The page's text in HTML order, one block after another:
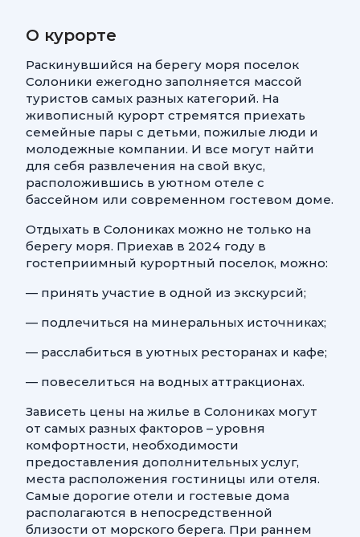
О курорте
Раскинувшийся на берегу моря поселок
Солоники ежегодно заполняется массой
туристов самых разных категорий. На
живописный курорт стремятся приехать
семейные пары с детьми, пожилые люди и
молодежные компании. И все могут найти
для себя развлечения на свой вкус,
расположившись в уютном отеле с
бассейном или современном гостевом доме.
Отдыхать в Солониках можно не только на
берегу моря. Приехав в 2024 году в
гостеприимный курортный поселок, можно:
— принять участие в одной из экскурсий;
— подлечиться на минеральных источниках;
— расслабиться в уютных ресторанах и кафе;
— повеселиться на водных аттракционах.
Зависеть цены на жилье в Солониках могут
от самых разных факторов – уровня
комфортности, необходимости
предоставления дополнительных услуг,
места расположения гостиницы или отеля.
Самые дорогие отели и гостевые дома
располагаются в непосредственной
близости от морского берега. При раннем